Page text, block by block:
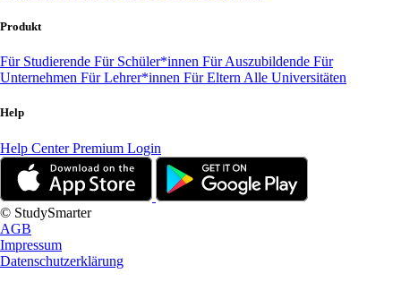
Produkt
Für Studierende Für Schüler*innen Für Auszubildende Für
Unternehmen Für Lehrer*innen Für Eltern Alle Universitäten
Help
Help CenterPremium Login
© StudySmarter
AGB
Impressum
Datenschutzerklärung